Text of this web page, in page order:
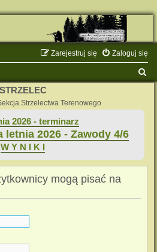
Zaloguj się
Zarejestruj się
STRZELEC
Strzelectwa Terenowego
2026 - terminarz
letnia 2026 - Zawody 4/6
W Y N I K I
mogą pisać na